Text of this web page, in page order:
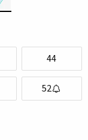
44
52